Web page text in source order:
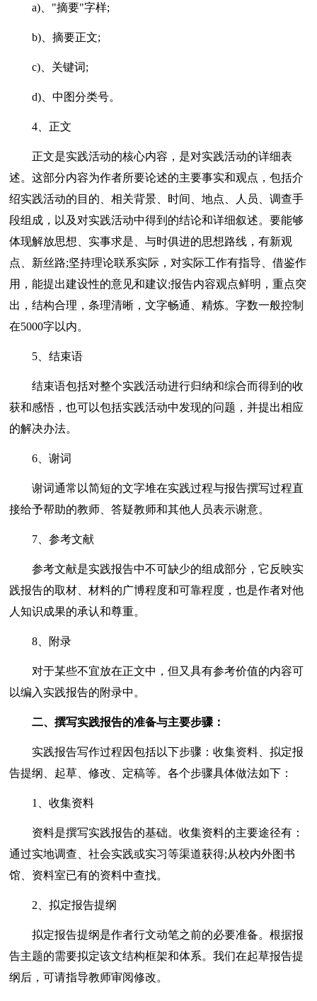
a)、"摘要"字样;
b)、摘要正文;
c)、关键词;
d)、中图分类号。
4、正文
正文是实践活动的核心内容，是对实践活动的详细表
述。这部分内容为作者所要论述的主要事实和观点，包括介
绍实践活动的目的、相关背景、时间、地点、人员、调查手
段组成，以及对实践活动中得到的结论和详细叙述。要能够
体现解放思想、实事求是、与时俱进的思想路线，有新观
点、新丝路;坚持理论联系实际，对实际工作有指导、借鉴作
用，能提出建设性的意见和建议;报告内容观点鲜明，重点突
出，结构合理，条理清晰，文字畅通、精炼。字数一般控制
在5000字以内。
5、结束语
结束语包括对整个实践活动进行归纳和综合而得到的收
获和感悟，也可以包括实践活动中发现的问题，并提出相应
的解决办法。
6、谢词
谢词通常以简短的文字堆在实践过程与报告撰写过程直
接给予帮助的教师、答疑教师和其他人员表示谢意。
7、参考文献
参考文献是实践报告中不可缺少的组成部分，它反映实
践报告的取材、材料的广博程度和可靠程度，也是作者对他
人知识成果的承认和尊重。
8、附录
对于某些不宜放在正文中，但又具有参考价值的内容可
以编入实践报告的附录中。
二、撰写实践报告的准备与主要步骤：
实践报告写作过程因包括以下步骤：收集资料、拟定报
告提纲、起草、修改、定稿等。各个步骤具体做法如下：
1、收集资料
资料是撰写实践报告的基础。收集资料的主要途径有：
通过实地调查、社会实践或实习等渠道获得;从校内外图书
馆、资料室已有的资料中查找。
2、拟定报告提纲
拟定报告提纲是作者行文动笔之前的必要准备。根据报
告主题的需要拟定该文结构框架和体系。我们在起草报告提
纲后，可请指导教师审阅修改。